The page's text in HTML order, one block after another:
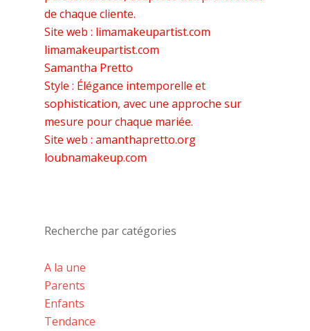
de chaque cliente.
Site web : limamakeupartist.com
limamakeupartist.com
Samantha Pretto
Style : Élégance intemporelle et
sophistication, avec une approche sur
mesure pour chaque mariée.
Site web : amanthapretto.org
loubnamakeup.com
Recherche par catégories
A la une
Parents
Enfants
Tendance